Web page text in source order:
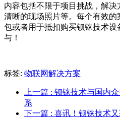
内容包括不限于项目挑战，解决
清晰的现场照片等。每个有效的
包或者用于抵扣购买钡铼技术
与！
标签: 物联网解决方案
上一篇 : 钡铼技术与国内
系
下一篇 : 喜讯！钡铼技术